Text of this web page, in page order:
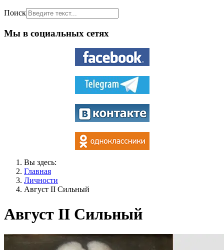
Поиск
Мы в социальных сетях
Вы здесь:
Главная
Личности
Август II Сильный
Август II Сильный